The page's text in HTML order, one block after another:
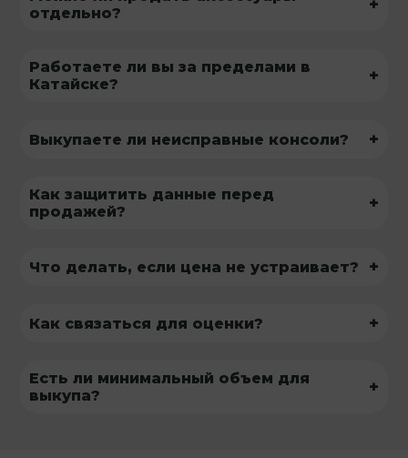
отдельно?
+
Работаете ли вы за пределами в
Катайске?
+
Выкупаете ли неисправные консоли? +
Как защитить данные перед
продажей?
+
Что делать, если цена не устраивает? +
Как связаться для оценки? +
Есть ли минимальный объем для
выкупа?
+